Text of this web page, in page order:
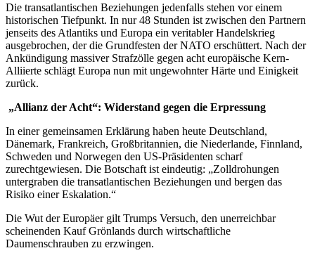
Die transatlantischen Beziehungen jedenfalls stehen vor einem
historischen Tiefpunkt. In nur 48 Stunden ist zwischen den Partnern
jenseits des Atlantiks und Europa ein veritabler Handelskrieg
ausgebrochen, der die Grundfesten der NATO erschüttert. Nach der
Ankündigung massiver Strafzölle gegen acht europäische Kern-
Alliierte schlägt Europa nun mit ungewohnter Härte und Einigkeit
zurück.
„Allianz der Acht“: Widerstand gegen die Erpressung
In einer gemeinsamen Erklärung haben heute Deutschland,
Dänemark, Frankreich, Großbritannien, die Niederlande, Finnland,
Schweden und Norwegen den US-Präsidenten scharf
zurechtgewiesen. Die Botschaft ist eindeutig: „Zolldrohungen
untergraben die transatlantischen Beziehungen und bergen das
Risiko einer Eskalation.“
Die Wut der Europäer gilt Trumps Versuch, den unerreichbar
scheinenden Kauf Grönlands durch wirtschaftliche
Daumenschrauben zu erzwingen.